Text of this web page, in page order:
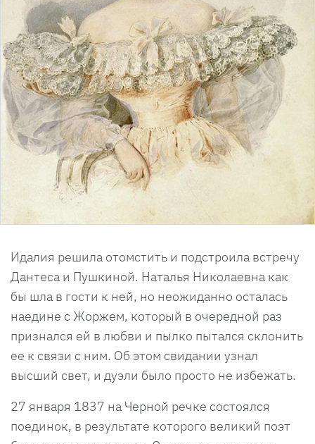
Идалия решила отомстить и подстроила встречу
Дантеса и Пушкиной. Наталья Николаевна как
бы шла в гости к ней, но неожиданно осталась
наедине с Жоржем, который в очередной раз
признался ей в любви и пылко пытался склонить
ее к связи с ним. Об этом свидании узнал
высший свет, и дуэли было просто не избежать.
27 января 1837 на Черной речке состоялся
поединок, в результате которого великий поэт